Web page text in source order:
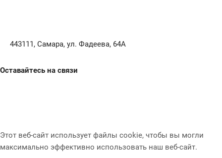
443111, Самара, ул. Фадеева, 64А
Оставайтесь на связи
Этот веб-сайт использует файлы cookie, чтобы вы могли
максимально эффективно использовать наш веб-сайт.